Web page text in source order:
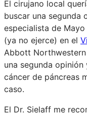
El cirujano local
buscar una segunda
especialista de
(ya no ejerce) en el
Abbott
una segunda
cáncer de páncreas
caso.
El Dr. Sielaff me